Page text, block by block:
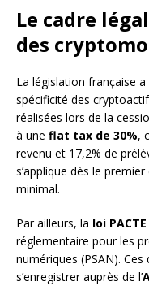
Le cadre
des
La législation française
spécificité des
réalisées lors de la
à une flat tax de 30%,
revenu et 17,2% de
s’applique dès le
minimal.
Par ailleurs, la loi PACTE
réglementaire pour les
numériques (PSAN).
s’enregistrer auprès de l’